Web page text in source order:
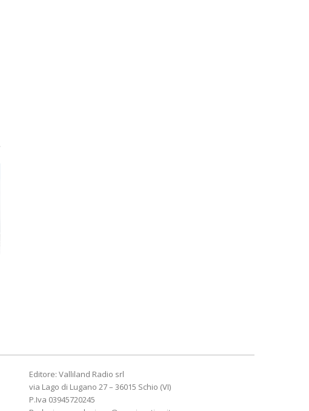
Editore: Valliland Radio srl
via Lago di Lugano 27 – 36015 Schio (VI)
P.Iva 03945720245